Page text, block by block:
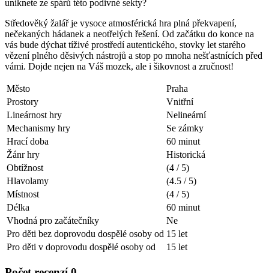
uniknete ze spárů této podivné sekty?
Středověký žalář je vysoce atmosférická hra plná překvapení,
nečekaných hádanek a neotřelých řešení. Od začátku do konce na
vás bude dýchat tíživé prostředí autentického, stovky let starého
vězení plného děsivých nástrojů a stop po mnoha nešťastnících před
vámi. Dojde nejen na Váš mozek, ale i šikovnost a zručnost!
Město
Praha
Prostory
Vnitřní
Lineárnost hry
Nelineární
Mechanismy hry
Se zámky
Hrací doba
60 minut
Žánr hry
Historická
Obtížnost
(4 / 5)
Hlavolamy
(4.5 / 5)
Místnost
(4 / 5)
Délka
60 minut
Vhodná pro začátečníky
Ne
Pro děti bez doprovodu dospělé osoby od 15 let
Pro děti v doprovodu dospělé osoby od
15 let